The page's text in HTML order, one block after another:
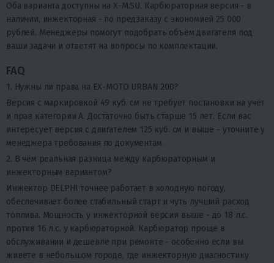
Оба варианта доступны на X-M.SU. Карбюраторная версия - в
наличии, инжекторная - по предзаказу с экономией 25 000
рублей. Менеджеры помогут подобрать объём двигателя под
ваши задачи и ответят на вопросы по комплектации.
FAQ
1. Нужны ли права на EX-MOTO URBAN 200?
Версия с маркировкой 49 куб. см не требует постановки на учёт
и прав категории А. Достаточно быть старше 15 лет. Если вас
интересует версия с двигателем 125 куб. см и выше - уточните у
менеджера требования по документам.
2. В чём реальная разница между карбюраторным и
инжекторным вариантом?
Инжектор DELPHI точнее работает в холодную погоду,
обеспечивает более стабильный старт и чуть лучший расход
топлива. Мощность у инжекторной версии выше - до 18 л.с.
против 16 л.с. у карбюраторной. Карбюратор проще в
обслуживании и дешевле при ремонте - особенно если вы
живёте в небольшом городе, где инжекторную диагностику